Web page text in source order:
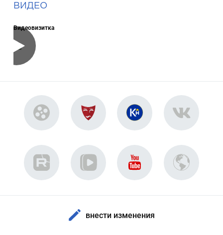
ВИДЕО
Видеовизитка
внести изменения